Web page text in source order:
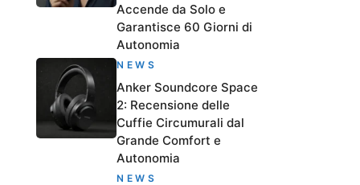
Accende da Solo e
Garantisce 60 Giorni di
Autonomia
NEWS
Anker Soundcore Space
2: Recensione delle
Cuffie Circumurali dal
Grande Comfort e
Autonomia
NEWS